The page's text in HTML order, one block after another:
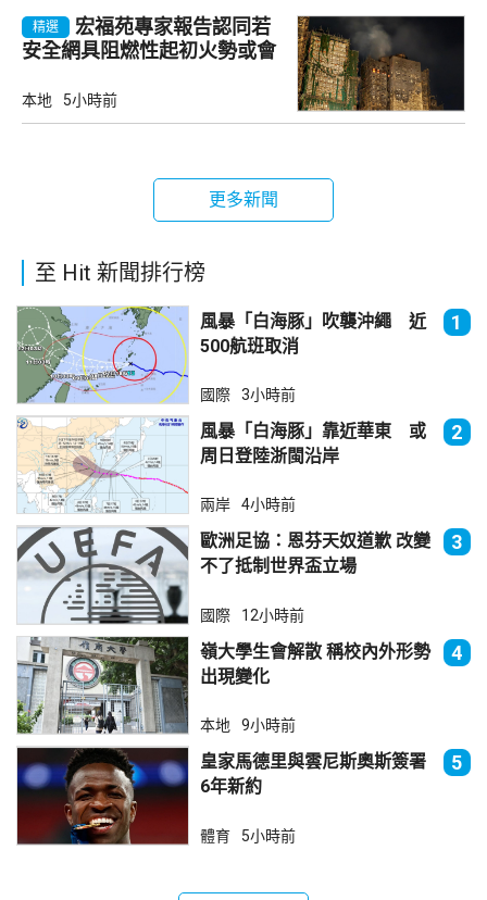
精選
宏福苑專家報告認同若
安全網具阻燃性起初火勢或會
本地 5小時前
更多新聞
至 Hit 新聞排行榜
風暴「白海豚」吹襲沖繩 近
500航班取消
1
國際 3小時前
風暴「白海豚」靠近華東 或
周日登陸浙閩沿岸
2
兩岸 4小時前
歐洲足協：恩芬天奴道歉 改變
不了抵制世界盃立場
3
國際 12小時前
嶺大學生會解散 稱校內外形勢
出現變化
4
本地 9小時前
皇家馬德里與雲尼斯奧斯簽署
6年新約
5
體育 5小時前